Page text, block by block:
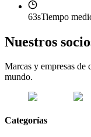
63sTiempo
Nuestros
Marcas y empresas de
mundo.
Categorías